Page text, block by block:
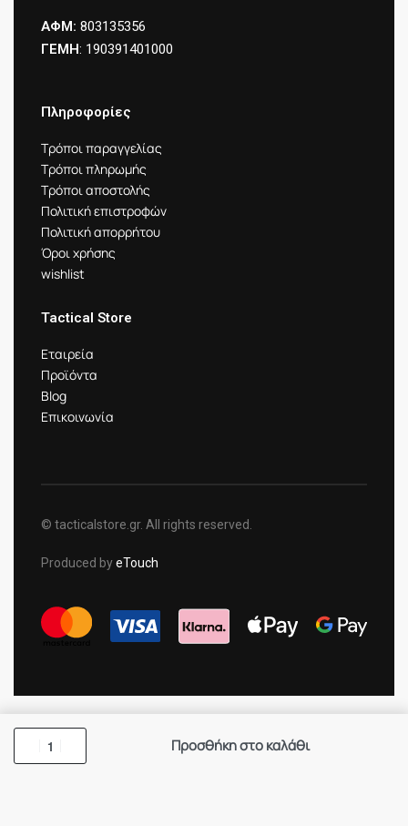
ΑΦΜ: 803135356
ΓΕΜΗ: 190391401000
Πληροφορίες
Τρόποι παραγγελίας
Τρόποι πληρωμής
Τρόποι αποστολής
Πολιτική επιστροφών
Πολιτική απορρήτου
Όροι χρήσης
wishlist
Tactical Store
Εταιρεία
Προϊόντα
Blog
Επικοινωνία
© tacticalstore.gr. All rights reserved.
Produced byeTouch
Προσθήκη στο καλάθι